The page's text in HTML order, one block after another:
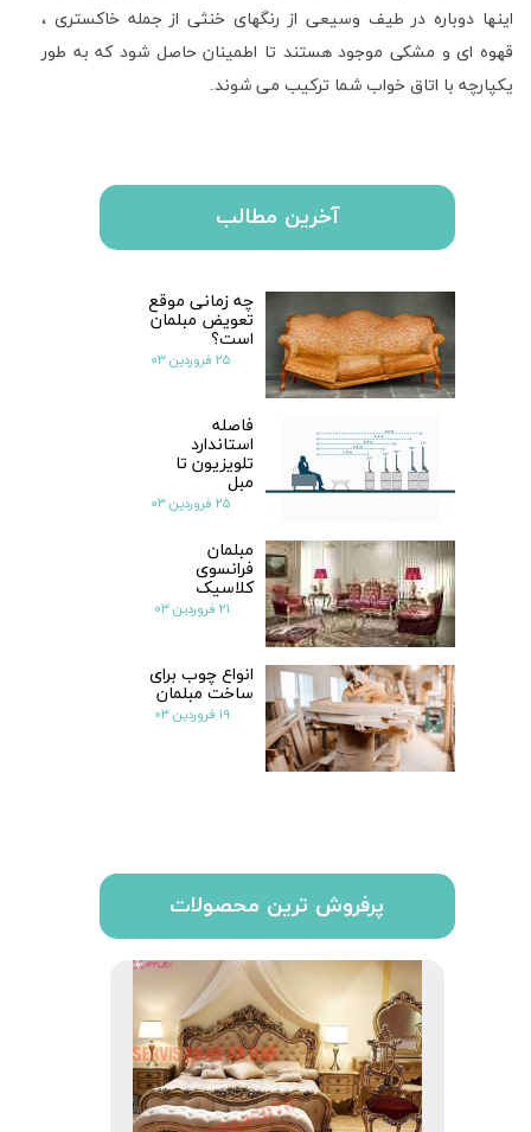
اینها دوباره در طیف وسیعی از رنگهای خنثی از جمله خاکستری ،
قهوه ای و مشکی موجود هستند تا اطمینان حاصل شود که به طور
یکپارچه با اتاق خواب شما ترکیب می شوند.
پرفروش ترین محصولات
آخرین مطالب
چه زمانی موقع
تعویض مبلمان
است؟
۲۵ فروردین ۰۳
فاصله
استاندارد
تلویزیون تا
مبل
۲۵ فروردین ۰۳
مبلمان
فرانسوی
کلاسیک
۲۱ فروردین ۰۳
انواع چوب برای
ساخت مبلمان
۱۹ فروردین ۰۳